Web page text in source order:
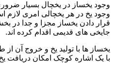
وجود یخساز در یخچال بسیار
وجود یخ در هر یخچالی امری
قرار دادن یخساز مجزا و جدا در
جایخی های قدیمی اقدام کرده اند.
یخساز ها با تولید یخ و خروج آن
با یک اشاره کوچک امکان دریافت